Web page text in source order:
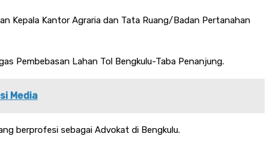
Kepala Kantor Agraria dan Tata Ruang/Badan Pertanahan
Pembebasan Lahan Tol Bengkulu-Taba Penanjung.
Media
berprofesi sebagai Advokat di Bengkulu.